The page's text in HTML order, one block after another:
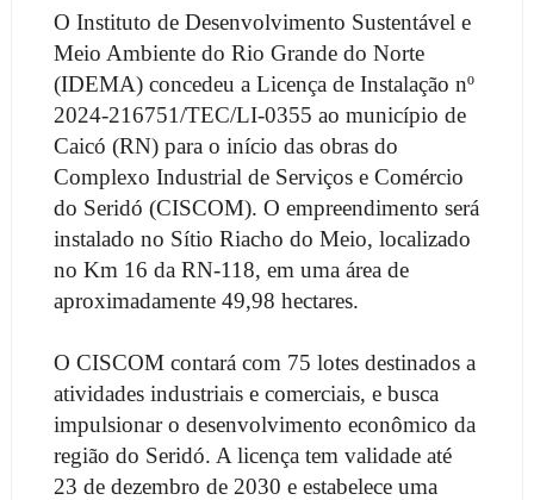
O Instituto de Desenvolvimento Sustentável e
Meio Ambiente do Rio Grande do Norte
(IDEMA) concedeu a Licença de Instalação nº
2024-216751/TEC/LI-0355 ao município de
Caicó (RN) para o início das obras do
Complexo Industrial de Serviços e Comércio
do Seridó (CISCOM). O empreendimento será
instalado no Sítio Riacho do Meio, localizado
no Km 16 da RN-118, em uma área de
aproximadamente 49,98 hectares.
O CISCOM contará com 75 lotes destinados a
atividades industriais e comerciais, e busca
impulsionar o desenvolvimento econômico da
região do Seridó. A licença tem validade até
23 de dezembro de 2030 e estabelece uma